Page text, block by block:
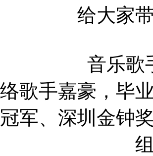
给大家
音乐
歌手嘉豪，毕
军、深圳金钟